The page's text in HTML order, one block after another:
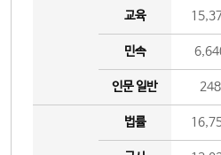
교육
민속
인문 일반 248
법률